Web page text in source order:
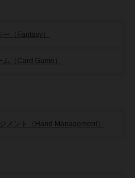
ー（Fantasy）
ム（Card Game）
メント（Hand Management）